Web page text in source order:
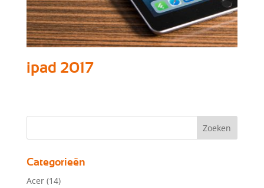
ipad 2017
Categorieën
Acer (14)